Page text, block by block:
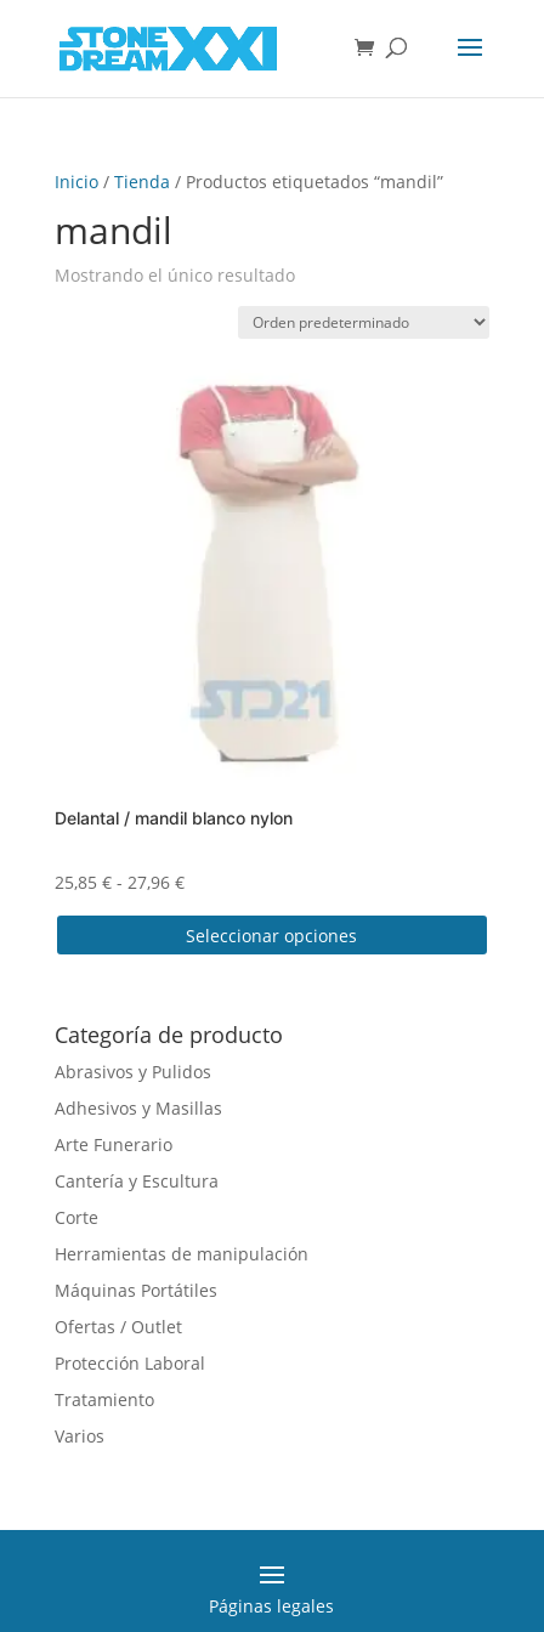
Inicio/ Tienda / Productos etiquetados “mandil”
mandil
Mostrando el único resultado
Delantal / mandil blanco nylon
25,85 € - 27,96 €Rango
precios:
27,96 €
Seleccionar opciones
tiene
múltiples
variantes.
Las
opciones
pueden
elegir
en
página
de
producto
Categoría de producto
Abrasivos y Pulidos
Adhesivos y Masillas
Arte Funerario
Cantería y Escultura
Corte
Herramientas de manipulación
Máquinas Portátiles
Ofertas / Outlet
Protección Laboral
Tratamiento
Varios
Páginas legales